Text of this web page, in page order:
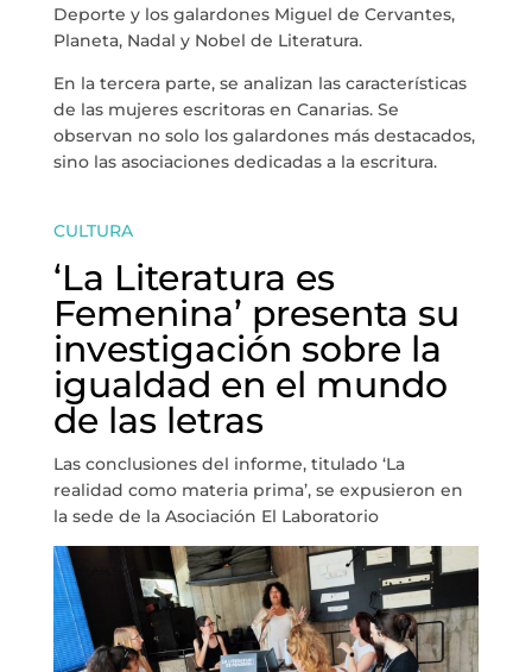
Deporte y los galardones Miguel de Cervantes,
Planeta, Nadal y Nobel de Literatura.
En la tercera parte, se analizan las características
de las mujeres escritoras en Canarias. Se
observan no solo los galardones más destacados,
sino las asociaciones dedicadas a la escritura.
CULTURA
‘La Literatura es
Femenina’ presenta su
investigación sobre la
igualdad en el mundo
de las letras
Las conclusiones del informe, titulado ‘La
realidad como materia prima’, se expusieron en
la sede de la Asociación El Laboratorio